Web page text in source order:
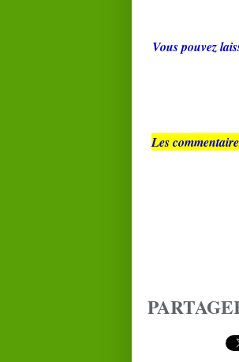
Vous pouvez
Les